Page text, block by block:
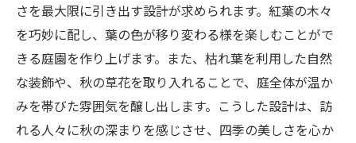
さを最大限に引き出す設計が求められます。紅葉の木々
を巧妙に配し、葉の色が移り変わる様を楽しむことがで
きる庭園を作り上げます。また、枯れ葉を利用した自然
な装飾や、秋の草花を取り入れることで、庭全体が温か
みを帯びた雰囲気を醸し出します。こうした設計は、訪
れる人々に秋の深まりを感じさせ、四季の美しさを心か